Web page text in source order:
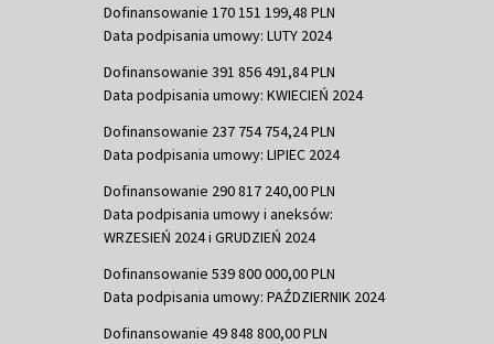
Dofinansowanie 170 151 199,48 PLN
Data podpisania umowy: LUTY 2024
Dofinansowanie 391 856 491,84 PLN
Data podpisania umowy: KWIECIEŃ 2024
Dofinansowanie 237 754 754,24 PLN
Data podpisania umowy: LIPIEC 2024
Dofinansowanie 290 817 240,00 PLN
Data podpisania umowy i aneksów:
WRZESIEŃ 2024 i GRUDZIEŃ 2024
Dofinansowanie 539 800 000,00 PLN
Data podpisania umowy: PAŹDZIERNIK 2024
Dofinansowanie 49 848 800,00 PLN